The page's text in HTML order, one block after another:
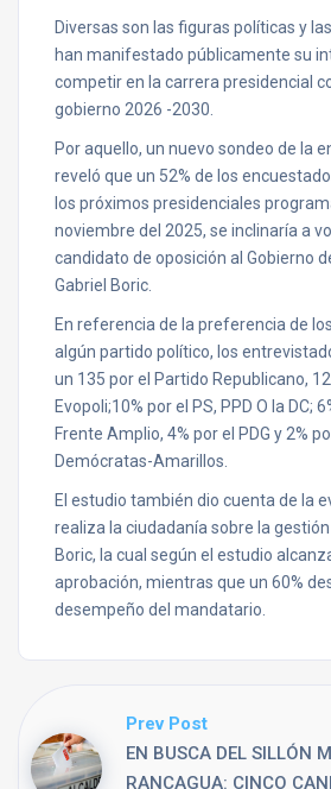
Diversas son las figuras políticas y
han manifestado públicamente su
competir en la carrera presidencial
gobierno 2026 -2030.
Por aquello, un nuevo sondeo de la
reveló que un 52% de los
los próximos presidenciales
noviembre del 2025, se inclinaría a
candidato de oposición al Gobierno
Gabriel Boric.
En referencia de la preferencia de
algún partido político, los
un 135 por el Partido Republicano,
Evopoli;10% por el PS, PPD O la DC;
Frente Amplio, 4% por el PDG y 2%
Demócratas-Amarillos.
El estudio también dio cuenta de la
realiza la ciudadanía sobre la
Boric, la cual según el estudio
aprobación, mientras que un 60%
desempeño del mandatario.
Prev Post
EN BUSCA DEL SILLÓN
RANCAGUA: CINCO